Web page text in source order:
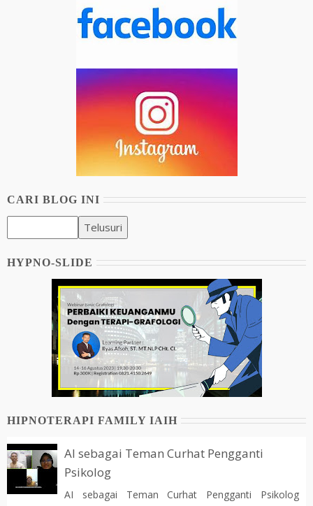
CARI BLOG INI
HYPNO-SLIDE
HIPNOTERAPI FAMILY IAIH
AI sebagai Teman Curhat Pengganti
Psikolog
AI sebagai Teman Curhat Pengganti Psikolog